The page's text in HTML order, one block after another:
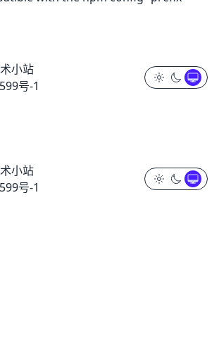
小站
号-1
小站
号-1